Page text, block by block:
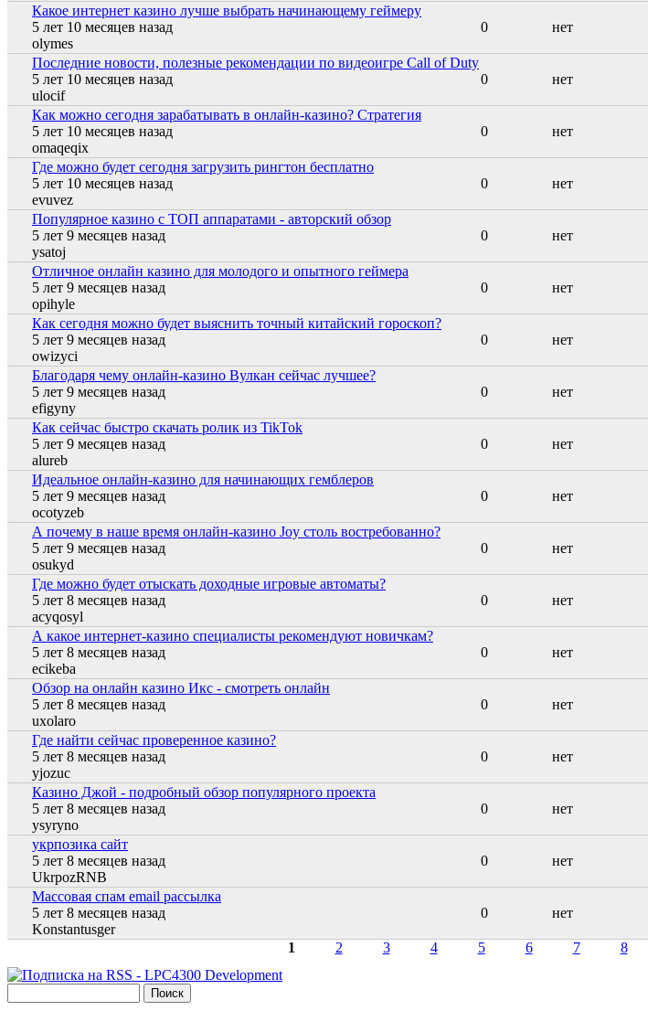
Обычная тема
Какое интернет казино лучше выбрать начинающему геймеру
5 лет 10 месяцев назад
olymes
0 нет
Обычная тема
Последние новости, полезные рекомендации по видеоигре Call of Duty
5 лет 10 месяцев назад
ulocif
0 нет
Обычная тема
Как можно сегодня зарабатывать в онлайн-казино? Стратегия
5 лет 10 месяцев назад
omaqeqix
0 нет
Обычная тема
Где можно будет сегодня загрузить рингтон бесплатно
5 лет 10 месяцев назад
evuvez
0 нет
Обычная тема
Популярное казино с ТОП аппаратами - авторский обзор
5 лет 9 месяцев назад
ysatoj
0 нет
Обычная тема
Отличное онлайн казино для молодого и опытного геймера
5 лет 9 месяцев назад
opihyle
0 нет
Обычная тема
Как сегодня можно будет выяснить точный китайский гороскоп?
5 лет 9 месяцев назад
owizyci
0 нет
Обычная тема
Благодаря чему онлайн-казино Вулкан сейчас лучшее?
5 лет 9 месяцев назад
efigyny
0 нет
Обычная тема
Как сейчас быстро скачать ролик из TikTok
5 лет 9 месяцев назад
alureb
0 нет
Обычная тема
Идеальное онлайн-казино для начинающих гемблеров
5 лет 9 месяцев назад
ocotyzeb
0 нет
Обычная тема
А почему в наше время онлайн-казино Joy столь востребованно?
5 лет 9 месяцев назад
osukyd
0 нет
Обычная тема
Где можно будет отыскать доходные игровые автоматы?
5 лет 8 месяцев назад
acyqosyl
0 нет
Обычная тема
А какое интернет-казино специалисты рекомендуют новичкам?
5 лет 8 месяцев назад
ecikeba
0 нет
Обычная тема
Обзор на онлайн казино Икс - смотреть онлайн
5 лет 8 месяцев назад
uxolaro
0 нет
Обычная тема
Где найти сейчас проверенное казино?
5 лет 8 месяцев назад
yjozuc
0 нет
Обычная тема
Казино Джой - подробный обзор популярного проекта
5 лет 8 месяцев назад
ysyryno
0 нет
Обычная тема
укрпозика сайт
5 лет 8 месяцев назад
UkrpozRNB
0 нет
Обычная тема
Массовая спам email рассылка
5 лет 8 месяцев назад
Konstantusger
0 нет
Страницы
1 2 3 4 5 6 7 8